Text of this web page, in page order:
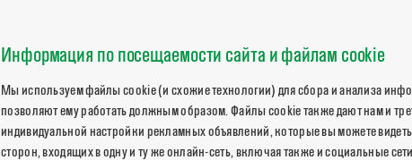
Информация по посещаемости сайта и файлам cookie
Мы используем файлы cookie (и схожие технологии) для сбора и анализа
позволяют ему работать должным образом. Файлы cookie также дают нам и
индивидуальной настройки рекламных объявлений, которые вы можете видеть
сторон, входящих в одну и ту же онлайн-сеть, включая также и социальные